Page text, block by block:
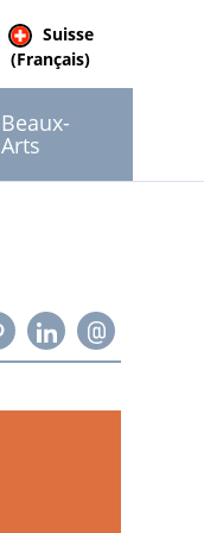
Suisse
(Français)
Beaux-
Arts